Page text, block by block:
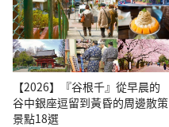
【2026】『谷根千』從早晨的
谷中銀座逗留到黃昏的周邊散策
景點18選